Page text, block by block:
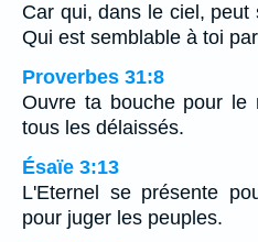
Car qui, dans le ciel,
Qui est semblable à toi
Proverbes 31:8
Ouvre ta bouche pour le
tous les délaissés.
Ésaïe 3:13
L'Eternel se présente
pour juger les peuples.